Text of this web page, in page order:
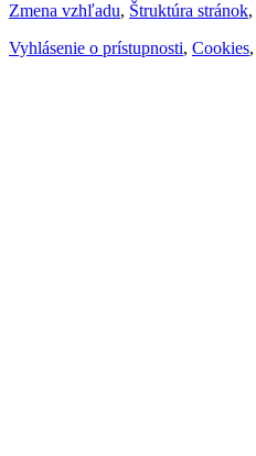
Zmena vzhľadu, Štruktúra stránok,
Vyhlásenie o prístupnosti, Cookies,